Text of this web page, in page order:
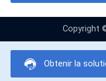
Copyright
Obtenir la